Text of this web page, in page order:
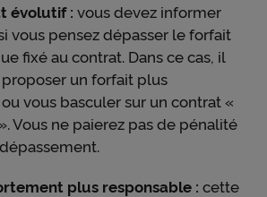
évolutif : vous devez informer
vous pensez dépasser le forfait
fixé au contrat. Dans ce cas, il
un forfait plus
vous basculer sur un contrat «
Vous ne paierez pas de pénalité
plus responsable : cette